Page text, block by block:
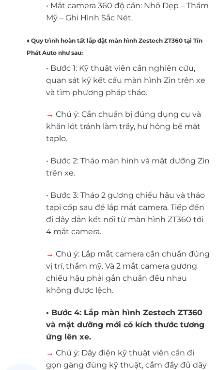
• Mắt camera 360 độ cần: Nhỏ Dẹp – Thẩm
Mỹ – Ghi Hình Sắc Nét.
♦ Quy trình hoàn tất lắp đặt màn hình Zestech ZT360 tại Tín
Phát Auto như sau:
• Bước 1: Kỹ thuật viên cần nghiên cứu,
quan sát kỹ kết cấu màn hình Zin trên xe
và tìm phương pháp tháo.
→ Chú ý: Cần chuẩn bị đúng dụng cụ và
khăn lót tránh làm trầy, hư hỏng bề mặt
taplo.
• Bước 2: Tháo màn hình và mặt dưỡng Zin
trên xe.
• Bước 3: Tháo 2 gương chiếu hậu và tháo
tapi cốp sau để lắp mắt camera. Tiếp đến
đi dây dẫn kết nối từ màn hình ZT360 tới
4 mắt camera.
→ Chú ý: Lắp mắt camera cần chuẩn đúng
vị trí, thẩm mỹ. Và 2 mắt camera gương
chiếu hậu phải gắn chuẩn đều nhau
không được lệch.
• Bước 4: Lắp màn hình Zestech ZT360
và mặt dưỡng mới có kích thước tương
ứng lên xe.
→ Chú ý: Dây điện kỹ thuật viên cần đi
gọn gàng đúng kỹ thuật, cắm đầy đủ dây